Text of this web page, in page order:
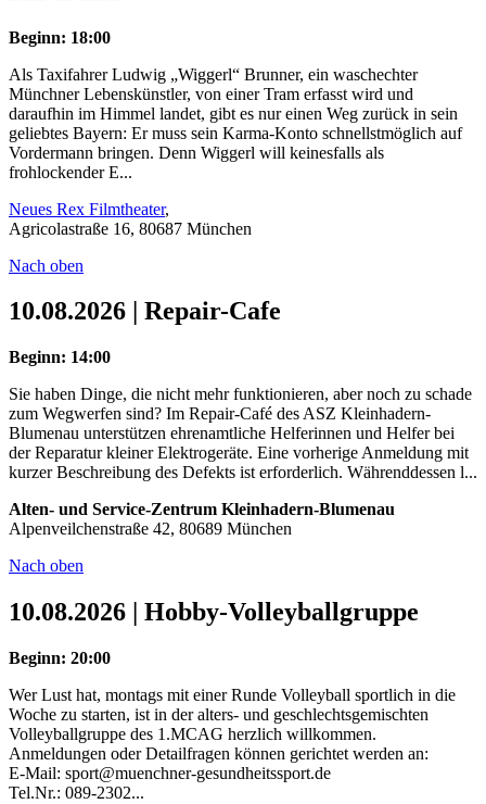
Beginn: 18:00
Als Taxifahrer Ludwig „Wiggerl“ Brunner, ein waschechter
Münchner Lebenskünstler, von einer Tram erfasst wird und
daraufhin im Himmel landet, gibt es nur einen Weg zurück in sein
geliebtes Bayern: Er muss sein Karma-Konto schnellstmöglich auf
Vordermann bringen. Denn Wiggerl will keinesfalls als
frohlockender E...
Neues Rex Filmtheater,
Agricolastraße 16, 80687 München
Nach oben
10.08.2026 | Repair-Cafe
Beginn: 14:00
Sie haben Dinge, die nicht mehr funktionieren, aber noch zu schade
zum Wegwerfen sind? Im Repair-Café des ASZ Kleinhadern-
Blumenau unterstützen ehrenamtliche Helferinnen und Helfer bei
der Reparatur kleiner Elektrogeräte. Eine vorherige Anmeldung mit
kurzer Beschreibung des Defekts ist erforderlich. Währenddessen l...
Alten- und Service-Zentrum Kleinhadern-Blumenau
Alpenveilchenstraße 42, 80689 München
Nach oben
10.08.2026 | Hobby-Volleyballgruppe
Beginn: 20:00
Wer Lust hat, montags mit einer Runde Volleyball sportlich in die
Woche zu starten, ist in der alters- und geschlechtsgemischten
Volleyballgruppe des 1.MCAG herzlich willkommen.
Anmeldungen oder Detailfragen können gerichtet werden an:
E-Mail: sport@muenchner-gesundheitssport.de
Tel.Nr.: 089-2302...